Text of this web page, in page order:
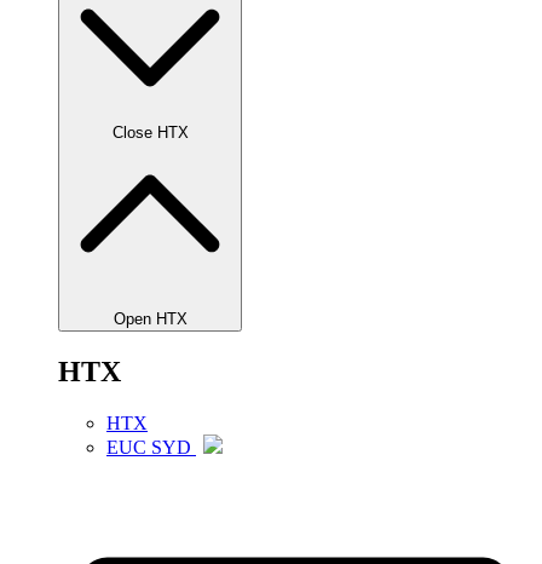
Close HTX
Open HTX
HTX
HTX
EUC SYD